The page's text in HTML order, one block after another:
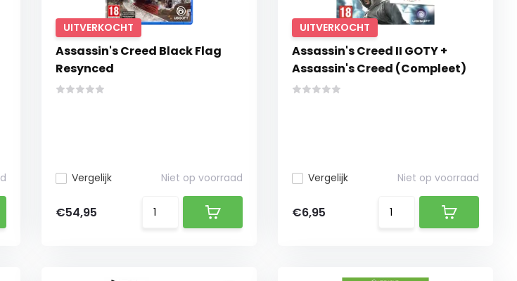
UITVERKOCHT
Assassin's Creed Black Flag
Resynced
Vergelijk Niet op voorraad
€54,95
UITVERKOCHT
Assassin's Creed II GOTY +
Assassin's Creed (Compleet)
Vergelijk Niet op voorraad
€6,95